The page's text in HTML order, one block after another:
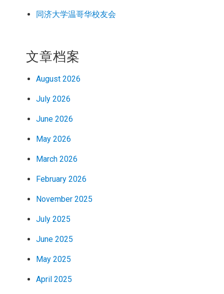
同济大学温哥华校友会
文章档案
August 2026
July 2026
June 2026
May 2026
March 2026
February 2026
November 2025
July 2025
June 2025
May 2025
April 2025